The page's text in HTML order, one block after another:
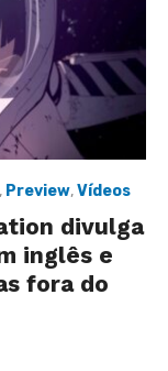
, Preview,Vídeos
divulga
inglês e
fora do